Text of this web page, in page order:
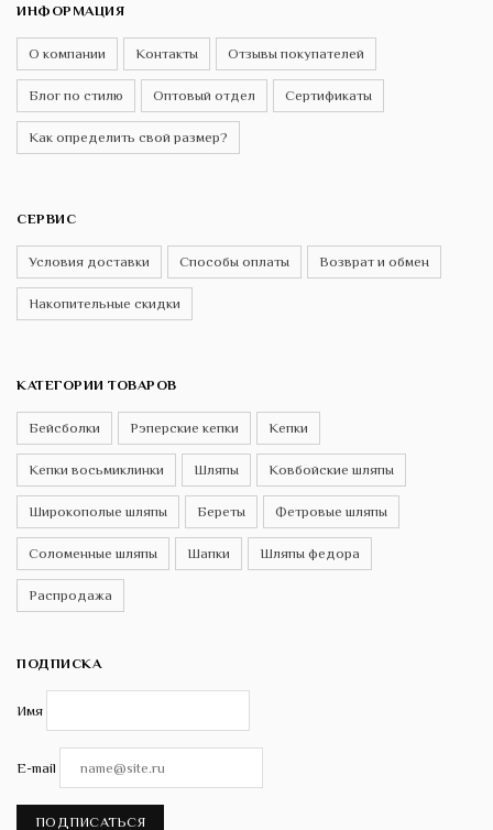
ИНФОРМАЦИЯ
О компании Контакты Отзывы покупателей
Блог по стилю Оптовый отдел Сертификаты
Как определить свой размер?
СЕРВИС
Условия доставки Способы оплаты Возврат и обмен
Накопительные скидки
КАТЕГОРИИ ТОВАРОВ
Бейсболки Рэперские кепки Кепки
Кепки восьмиклинки Шляпы Ковбойские шляпы
Широкополые шляпы Береты Фетровые шляпы
Соломенные шляпы Шапки Шляпы федора
Распродажа
ПОДПИСКА
Имя
E-mail
ПОДПИСАТЬСЯ